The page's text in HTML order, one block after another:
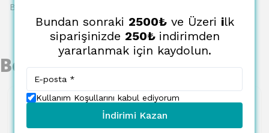
Bu ürün için henüz yorum yapılmamış.
Benzer Ürünler
Bundan sonraki 2500₺ve Üzeri ilk
siparişinizde 250₺ indirimden
yararlanmak için kaydolun.
Kullanım Koşullarını kabul ediyorum
İndirimi Kazan